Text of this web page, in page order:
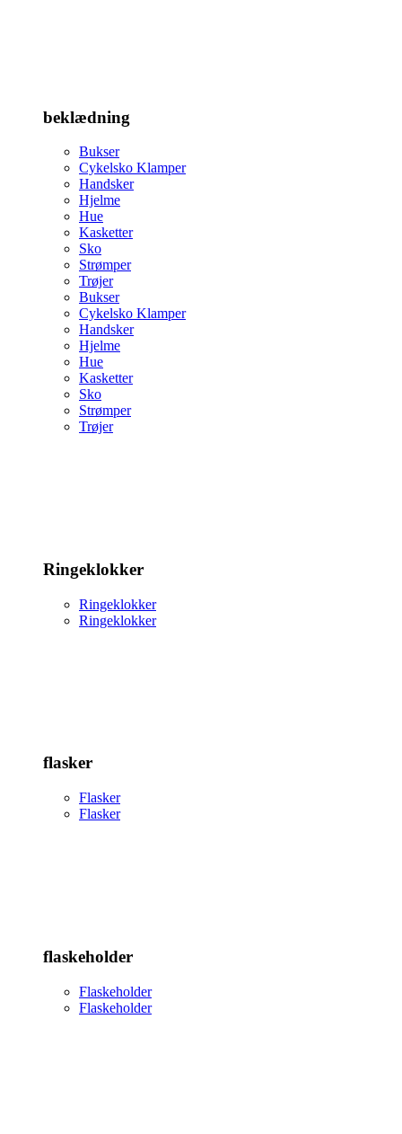
beklædning
Bukser
Cykelsko Klamper
Handsker
Hjelme
Hue
Kasketter
Sko
Strømper
Trøjer
Bukser
Cykelsko Klamper
Handsker
Hjelme
Hue
Kasketter
Sko
Strømper
Trøjer
Ringeklokker
Ringeklokker
Ringeklokker
flasker
Flasker
Flasker
flaskeholder
Flaskeholder
Flaskeholder